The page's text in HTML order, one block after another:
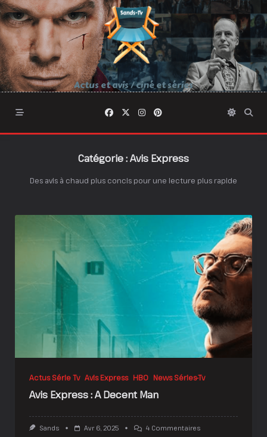
Skip
to
content
Actus et avis / ciné et séries
Catégorie :Avis Express
Des avis à chaud plus concis pour une lecture plus rapide
Actus Série Tv Avis Express HBO News Séries-Tv
Avis Express : A Decent Man
Sands Avr 6, 2025 4 CommentairesSur